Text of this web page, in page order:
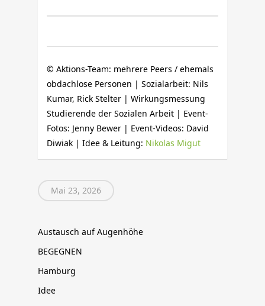
© Aktions-Team: mehrere Peers / ehemals
obdachlose Personen | Sozialarbeit: Nils
Kumar, Rick Stelter | Wirkungsmessung
Studierende der Sozialen Arbeit | Event-
Fotos: Jenny Bewer | Event-Videos: David
Diwiak | Idee & Leitung: Nikolas Migut
Mai 23, 2026
Austausch auf Augenhöhe
BEGEGNEN
Hamburg
Idee